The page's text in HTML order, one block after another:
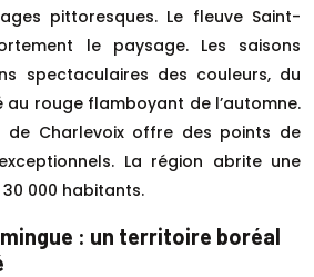
pittoresques. Le fleuve Saint-
le paysage. Les saisons
spectaculaires des couleurs, du
au rouge flamboyant de l’automne.
de Charlevoix offre des points de
La région abrite une
000 habitants.
: un territoire boréal